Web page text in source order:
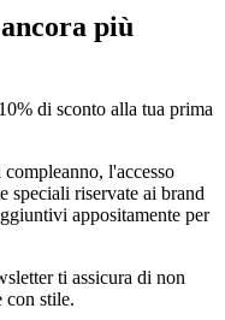
più
di sconto alla tua prima
l'accesso
speciali riservate ai brand
appositamente per
ti assicura di non
con stile.